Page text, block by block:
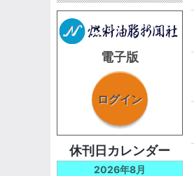
電子版
ログイン
休刊日カレンダー
2026年8月